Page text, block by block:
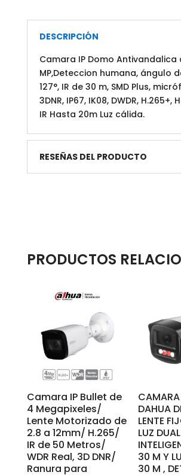
30
micrófono,
3DNR,
IK08,
H.265+,
Hasta
cálida.
DESCRIPCIÓN
Camara IP Domo Antivandalica
MP,Deteccion humana, ángulo
127°, IR de 30 m, SMD Plus,
3DNR, IP67, IK08, DWDR, H.265+,
IR Hasta 20m Luz cálida.
RESEÑAS DEL PRODUCTO
PRODUCTOS
Camara IP Bullet de
4 Megapixeles/
Lente Motorizado de
2.8 a 12mm/ H.265/
IR de 50 Metros/
WDR Real, 3D DNR/
Ranura para
CAMARA
DAHUA
LENTE
LUZ DUAL
30 M Y
30 M ,